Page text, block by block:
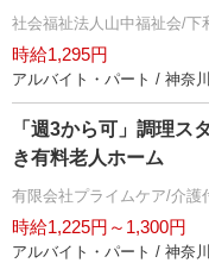
社会福祉法人山中福祉会/下
時給1,295円
アルバイト・パート / 神奈
「週3から可」調理ス
き有料老人ホーム
有限会社プライムケア/介護
時給1,225円～1,300円
アルバイト・パート / 神奈